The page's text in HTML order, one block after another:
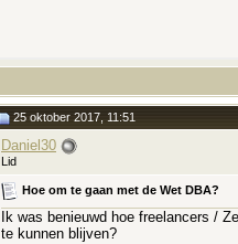
25 oktober 2017, 11:51
Daniel30
Lid
Hoe om te gaan met de Wet DBA?
Ik was benieuwd hoe freelancers /
te kunnen blijven?